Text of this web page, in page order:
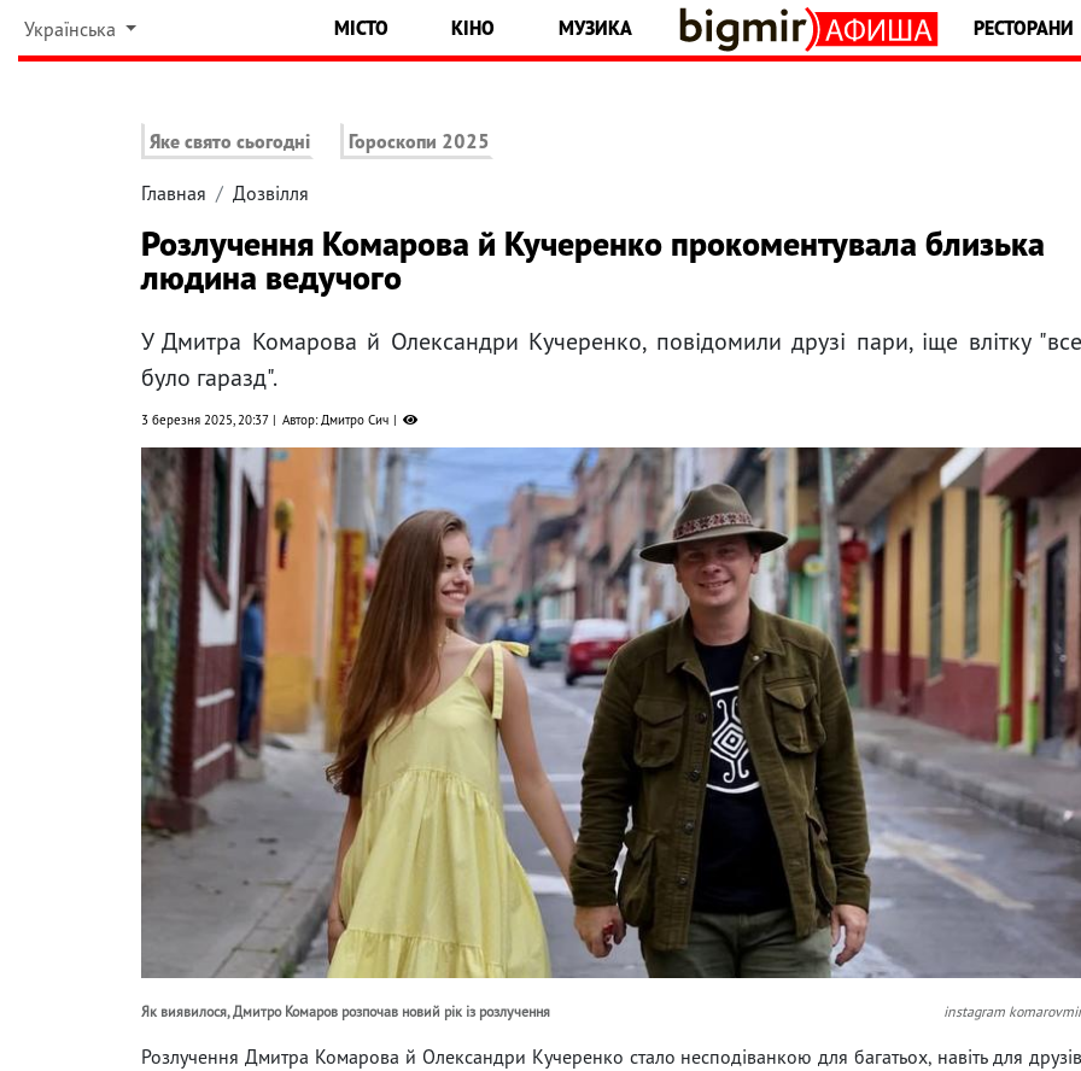
Українська МІСТО КІНО МУЗИКА РЕСТОРАНИ
Яке свято сьогодні Гороскопи 2025
Главная Дозвілля
Розлучення Комарова й Кучеренко прокоментувала близька
людина ведучого
У Дмитра Комарова й Олександри Кучеренко, повідомили друзі пари, іще влітку "все
було гаразд".
3 березня 2025, 20:37 Автор: Дмитро Сич
Як виявилося, Дмитро Комаров розпочав новий рік із розлучення instagram komarovmir
Розлучення Дмитра Комарова й Олександри Кучеренко стало несподіванкою для багатьох, навіть для друзів